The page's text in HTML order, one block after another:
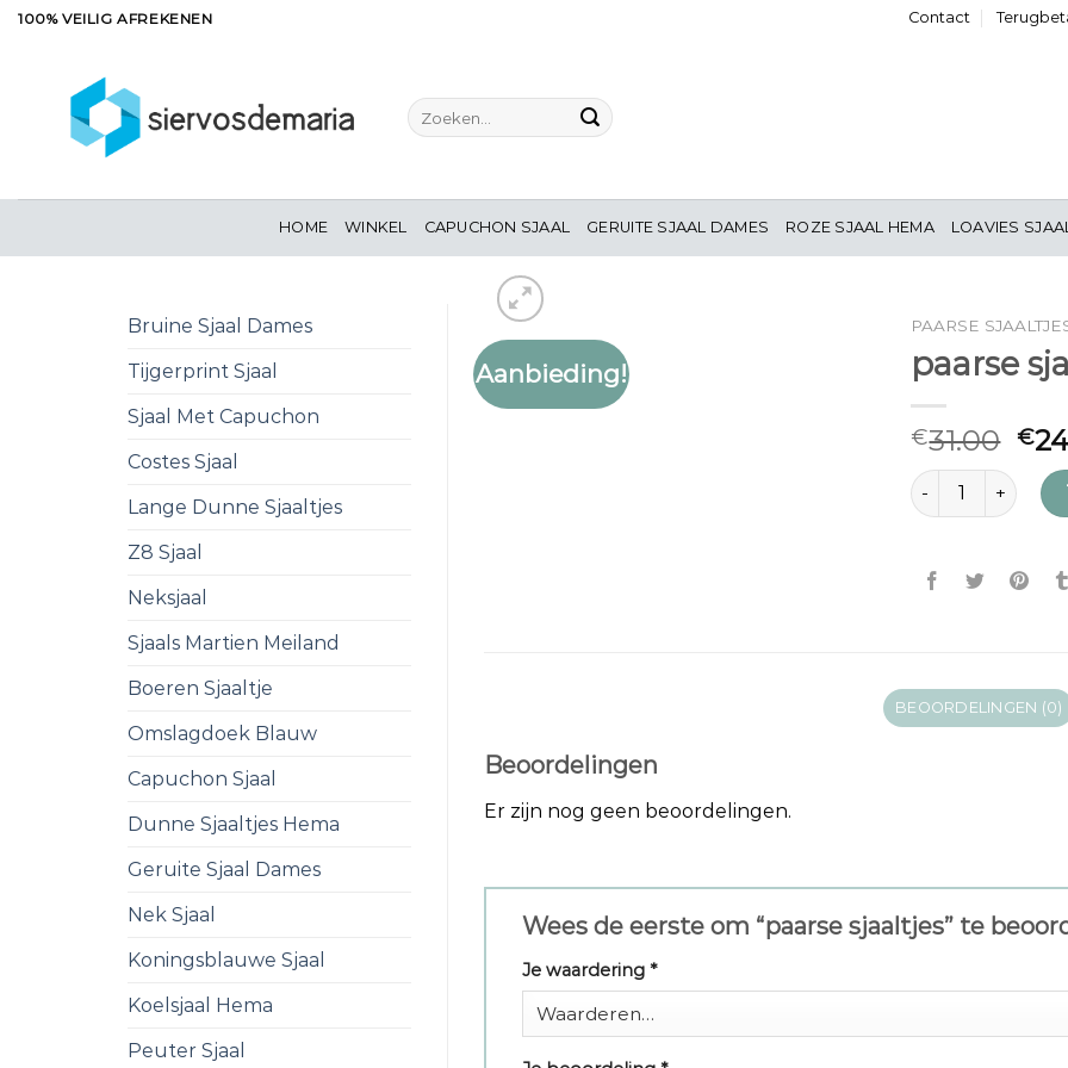
Ga100% VEILIG AFREKENEN Contact
Zoeken
naar:
HOME WINKEL CAPUCHON SJAAL GERUITE SJAAL DAMES ROZE SJAAL HEMA LOAVIES
Bruine Sjaal Dames
Tijgerprint Sjaal
Sjaal Met Capuchon
Costes Sjaal
Lange Dunne Sjaaltjes
Z8 Sjaal
Neksjaal
Sjaals Martien Meiland
Boeren Sjaaltje
Omslagdoek Blauw
Capuchon Sjaal
Dunne Sjaaltjes Hema
Geruite Sjaal Dames
Nek Sjaal
Koningsblauwe Sjaal
Koelsjaal Hema
Peuter Sjaal
Aanbieding!
PAARSE
paarse
€31.00 €
paarse sjaaltjes
BEOORDELINGEN (0)
Beoordelingen
Er zijn nog geen beoordelingen.
Wees de eerste om “paarse sjaaltjes” te
Je waardering *